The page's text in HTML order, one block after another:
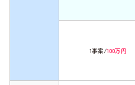
1事案/100万円